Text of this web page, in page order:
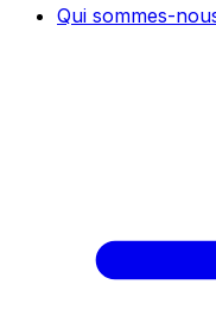
Qui sommes-